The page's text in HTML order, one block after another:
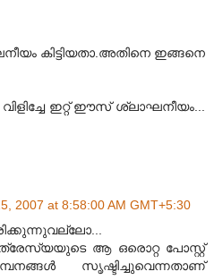
കിട്ടിയതാ.അതിനെ ഇങ്ങനെ
ഇറ്റ് ഈസ് ശ്ലാഘനീയം...
2007 at 8:58:00 AM GMT+5:30
ആ ഒരൊറ്റ പോസ്റ്റ്
സൃഷ്ടിച്ചുവെന്നതാണ്